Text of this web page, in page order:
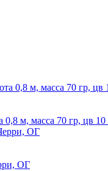
м, масса 70 гр, цв 10
ОГ